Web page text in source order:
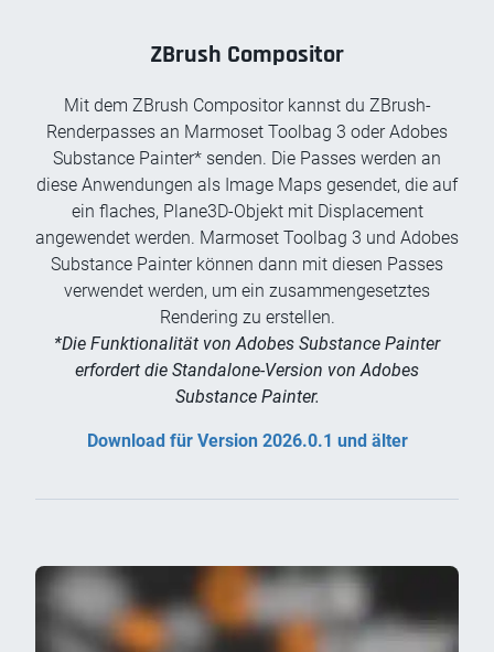
ZBrush Compositor
Mit dem ZBrush Compositor kannst du ZBrush-
Renderpasses an Marmoset Toolbag 3 oder Adobes
Substance Painter* senden. Die Passes werden an
diese Anwendungen als Image Maps gesendet, die auf
ein flaches, Plane3D-Objekt mit Displacement
angewendet werden. Marmoset Toolbag 3 und Adobes
Substance Painter können dann mit diesen Passes
verwendet werden, um ein zusammengesetztes
Rendering zu erstellen.
*Die Funktionalität von Adobes Substance Painter
erfordert die Standalone-Version von Adobes
Substance Painter.
Download für Version 2026.0.1 und älter